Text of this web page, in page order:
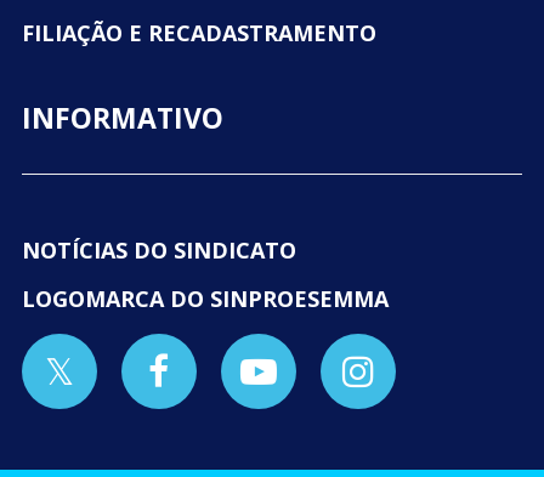
FILIAÇÃO E RECADASTRAMENTO
INFORMATIVO
NOTÍCIAS DO SINDICATO
LOGOMARCA DO SINPROESEMMA